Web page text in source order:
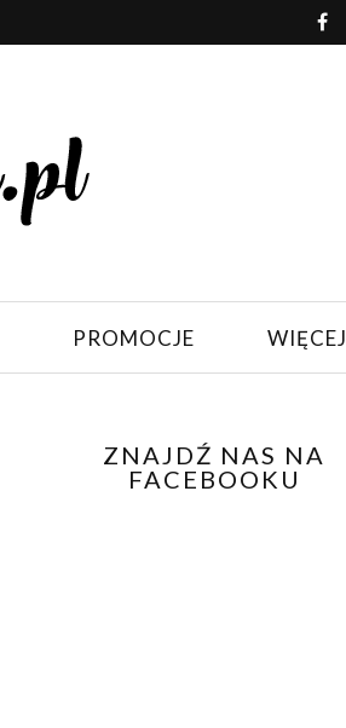
PROMOCJE WIĘCEJ
ZNAJDŹ NAS NA
FACEBOOKU